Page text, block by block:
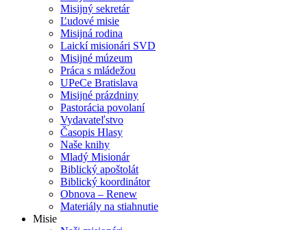
Misijný sekretár
Ľudové misie
Misijná rodina
Laickí misionári SVD
Misijné múzeum
Práca s mládežou
UPeCe Bratislava
Misijné prázdniny
Pastorácia povolaní
Vydavateľstvo
Časopis Hlasy
Naše knihy
Mladý Misionár
Biblický apoštolát
Biblický koordinátor
Obnova – Renew
Materiály na stiahnutie
Misie